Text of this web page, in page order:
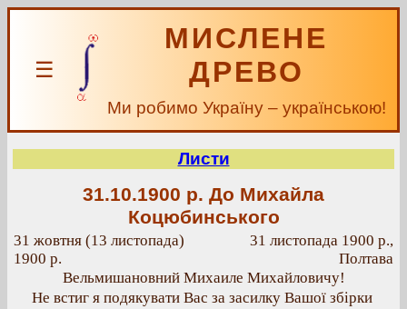
☰
МИСЛЕНЕ
ДРЕВО
Ми робимо Україну – українською!
Листи
31.10.1900 р. До Михайла
Коцюбинського
31 жовтня (13 листопада)
1900 р.
31 листопада 1900 р.,
Полтава
Вельмишановний Михаиле Михайловичу!
Не встиг я подякувати Вас за засилку Вашої збірки